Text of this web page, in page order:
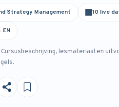
Strategy Management 10 live
EN
Cursusbeschrijving, lesmateriaal en